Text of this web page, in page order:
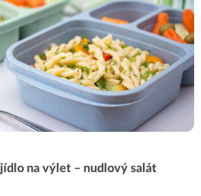
na výlet – nudlový salát